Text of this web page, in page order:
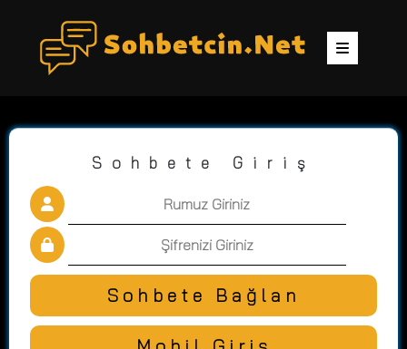
Sohbete Giriş
Sohbete Bağlan